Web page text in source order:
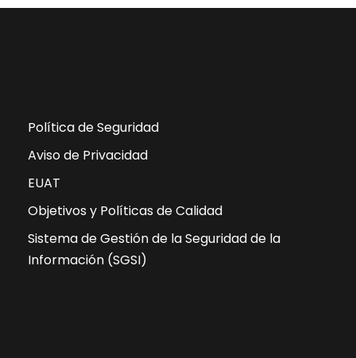
Política de Seguridad
Aviso de Privacidad
EUAT
Objetivos y Políticas de Calidad
Sistema de Gestión de la Seguridad de la
Información (SGSI)